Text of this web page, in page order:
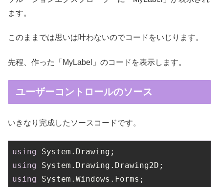
ます。
このままでは思いは叶わないのでコードをいじります。
先程、作った「MyLabel」のコードを表示します。
ユーザーコントロールのソース
いきなり完成したソースコードです。
using
using
using System.Windows.Forms;